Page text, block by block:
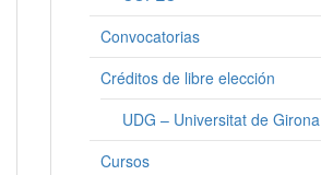
Convocatorias
Créditos de libre elección
UDG – Universitat de Girona
Cursos